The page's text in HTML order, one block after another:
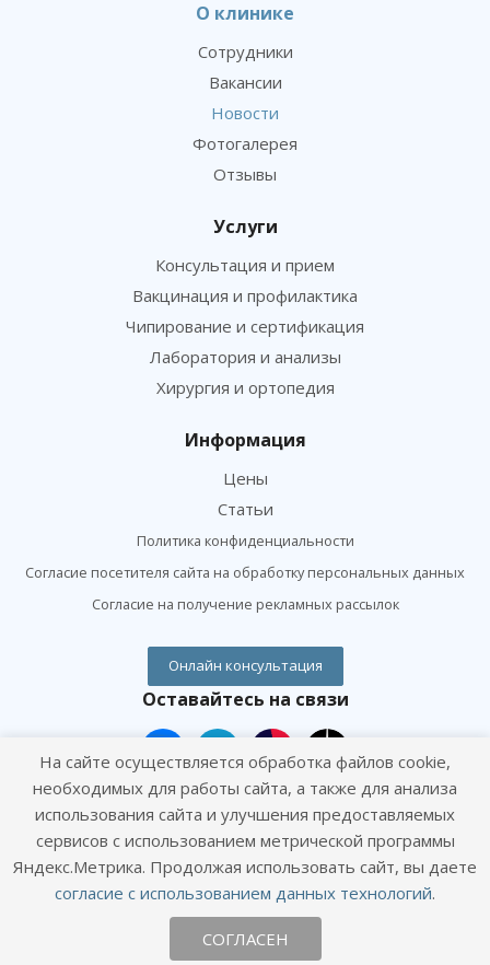
О клинике
Сотрудники
Вакансии
Новости
Фотогалерея
Отзывы
Услуги
Консультация и прием
Вакцинация и профилактика
Чипирование и сертификация
Лаборатория и анализы
Хирургия и ортопедия
Информация
Цены
Статьи
Политика конфиденциальности
Согласие посетителя сайта на обработку персональных данных
Согласие на получение рекламных рассылок
Онлайн консультация
Оставайтесь на связи
Наши контакты
+7 (495) 120-01-09
На сайте осуществляется обработка файлов cookie,
необходимых для работы сайта, а также для анализа
использования сайта и улучшения предоставляемых
сервисов с использованием метрической программы
Яндекс.Метрика. Продолжая использовать сайт, вы даете
согласие с использованием данных технологий.
СОГЛАСЕН